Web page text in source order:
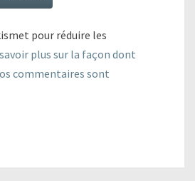
pour réduire les
plus sur la façon dont
commentaires sont